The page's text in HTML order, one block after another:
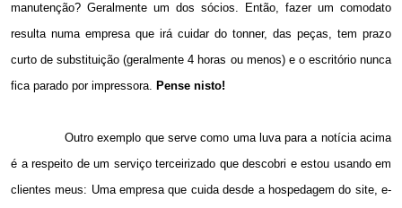
manutenção? Geralmente um dos sócios. Então, fazer um comodato
resulta numa empresa que irá cuidar do tonner, das peças, tem prazo
curto de substituição (geralmente 4 horas ou menos) e o escritório nunca
fica parado por impressora. Pense nisto!
Outro exemplo que serve como uma luva para a notícia acima
é a respeito de um serviço terceirizado que descobri e estou usando em
clientes meus: Uma empresa que cuida desde a hospedagem do site, e-